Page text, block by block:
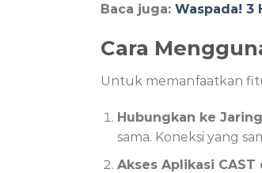
Baca juga: Waspada! 3
Cara
Untuk memanfaatkan
Hubungkan ke
sama. Koneksi yang
Akses Aplikasi CAST